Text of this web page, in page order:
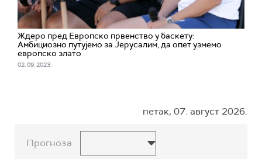
Ждеро пред Европско првенство у баскету:
Амбициозно путујемо за Јерусалим, да опет узмемо
европско злато
02. 09. 2023.
петак, 07. август 2026.
Прогноза